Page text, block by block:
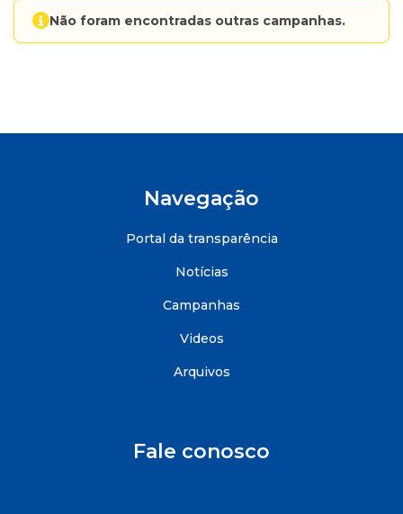
Não foram encontradas outras campanhas.
Navegação
Portal da transparência
Notícias
Campanhas
Videos
Arquivos
Fale conosco